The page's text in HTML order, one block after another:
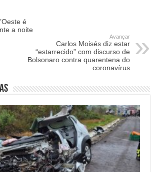
é
a noite
Avançar
Carlos Moisés diz estar
“estarrecido” com discurso de
Bolsonaro contra quarentena do
coronavírus